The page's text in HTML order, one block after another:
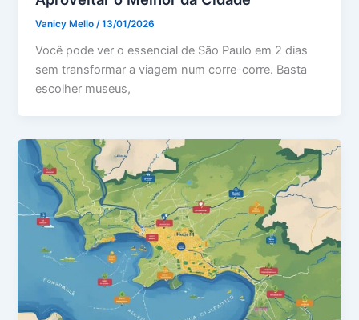
Vanicy Mello/13/01/2026
Você pode ver o essencial de São Paulo em 2 dias
sem transformar a viagem num corre-corre. Basta
escolher museus,